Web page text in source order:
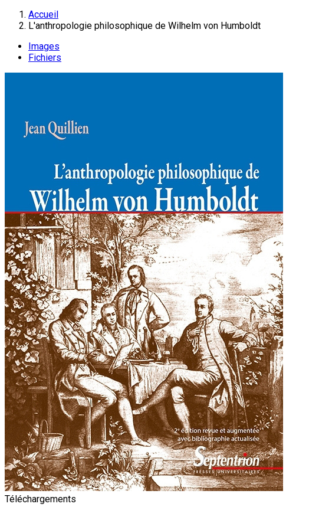
Accueil
L'anthropologie philosophique de Wilhelm von Humboldt
Images
Fichiers
Téléchargements